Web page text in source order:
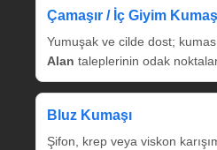
Çamaşır / İç Giyim
Yumuşak ve cilde dost;
Alan taleplerinin odak
Bluz Kumaşı
Şifon, krep veya viskon